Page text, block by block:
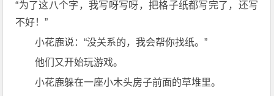
“为了这八个字，我写呀写呀，把格子纸都写完了，还写
不好！”
小花鹿说：“没关系的，我会帮你找纸。”
他们又开始玩游戏。
小花鹿躲在一座小木头房子前面的草堆里。